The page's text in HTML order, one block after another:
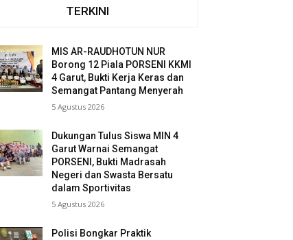
TERKINI
MIS AR-RAUDHOTUN NUR
Borong 12 Piala PORSENI KKMI
4 Garut, Bukti Kerja Keras dan
Semangat Pantang Menyerah
5 Agustus 2026
Dukungan Tulus Siswa MIN 4
Garut Warnai Semangat
PORSENI, Bukti Madrasah
Negeri dan Swasta Bersatu
dalam Sportivitas
5 Agustus 2026
Polisi Bongkar Praktik